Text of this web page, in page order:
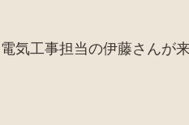
電気工事担当の伊藤さんが